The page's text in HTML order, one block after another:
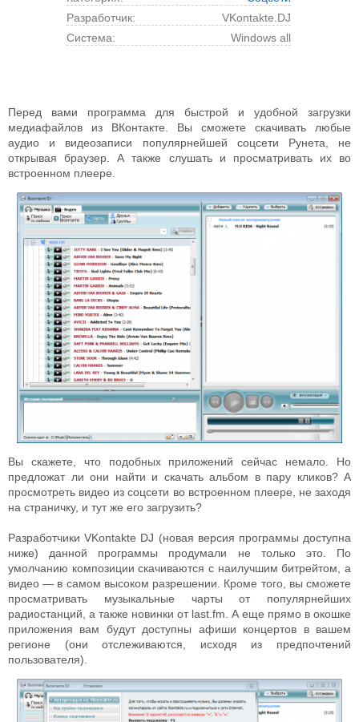
Разработчик:
VKontakte.DJ
Cистема:
Windows all
Перед вами программа для быстрой и удобной загрузки
медиафайлов из ВКонтакте. Вы сможете скачивать любые
аудио и видеозаписи популярнейшей соцсети Рунета, не
открывая браузер. А также слушать и просматривать их во
встроенном плеере.
Вы скажете, что подобных приложений сейчас немало. Но
предложат ли они найти и скачать альбом в пару кликов? А
просмотреть видео из соцсети во встроенном плеере, не заходя
на страничку, и тут же его загрузить?
Разработчики VKontakte DJ (новая версия программы доступна
ниже) данной программы продумали не только это. По
умолчанию композиции скачиваются с наилучшим битрейтом, а
видео — в самом высоком разрешении. Кроме того, вы сможете
просматривать музыкальные чарты от популярнейших
радиостанций, а также новинки от last.fm. А еще прямо в окошке
приложения вам будут доступны афиши концертов в вашем
регионе (они отслеживаются, исходя из предпочтений
пользователя).